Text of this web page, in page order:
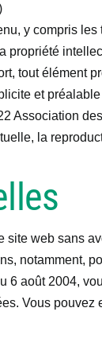
y compris
propriété
tout élément
et
Association
la
site web sans
notamment,
6 août 2004,
Vous pouvez